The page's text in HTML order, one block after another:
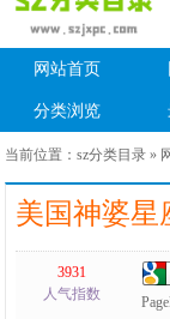
网站首页
分类浏览
当前位置：sz分类目录 »
美国神婆星
3931
人气指数